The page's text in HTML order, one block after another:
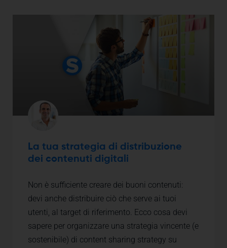
La tua strategia di distribuzione
dei contenuti digitali
Non è sufficiente creare dei buoni contenuti:
devi anche distribuire ciò che serve ai tuoi
utenti, al target di riferimento. Ecco cosa devi
sapere per organizzare una strategia vincente (e
sostenibile) di content sharing strategy su